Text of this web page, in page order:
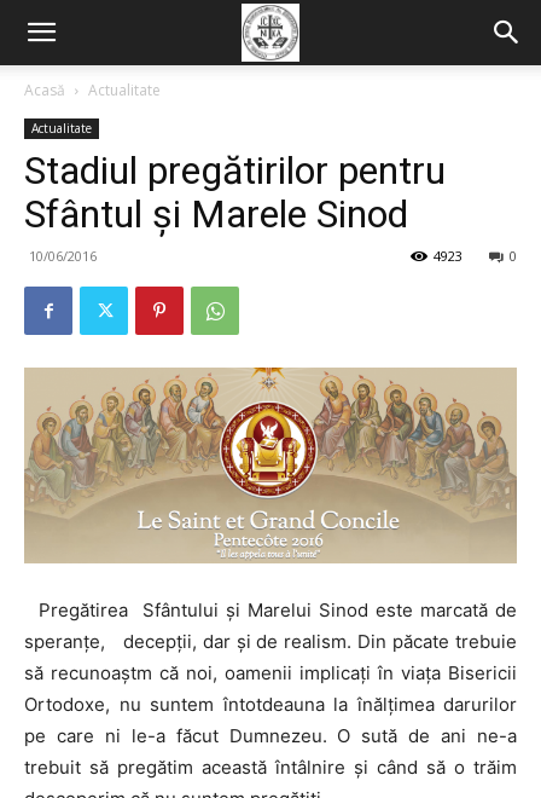
Acasă Actualitate
Actualitate
Stadiul pregătirilor pentru
Sfântul și Marele Sinod
10/06/2016 0
4923
Pregătirea Sfântului și Marelui Sinod este marcată de
speranțe, decepții, dar și de realism. Din păcate trebuie
să recunoaștm că noi, oamenii implicați în viața Bisericii
Ortodoxe, nu suntem întotdeauna la înălțimea darurilor
pe care ni le-a făcut Dumnezeu. O sută de ani ne-a
trebuit să pregătim această întâlnire și când să o trăim